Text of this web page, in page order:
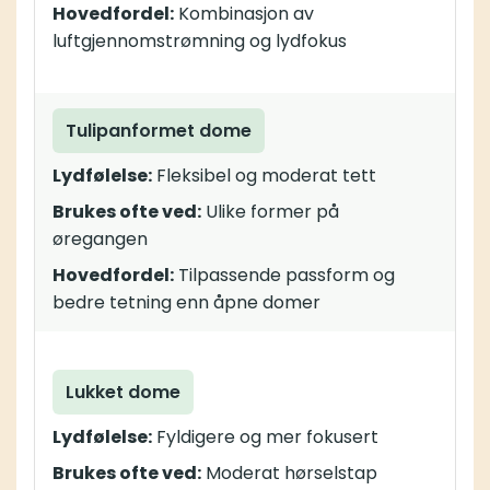
Hovedfordel: Kombinasjon av
luftgjennomstrømning og lydfokus
Tulipanformet dome
Lydfølelse: Fleksibel og moderat tett
Brukes ofte ved: Ulike former på
øregangen
Hovedfordel: Tilpassende passform og
bedre tetning enn åpne domer
Lukket dome
Lydfølelse: Fyldigere og mer fokusert
Brukes ofte ved: Moderat hørselstap